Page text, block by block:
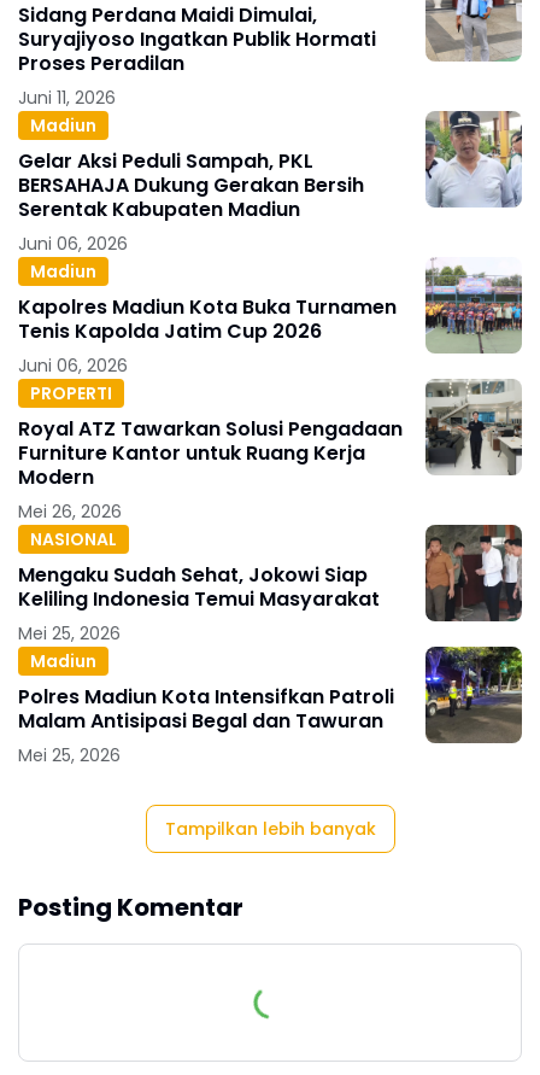
Sidang Perdana Maidi Dimulai,
Suryajiyoso Ingatkan Publik Hormati
Proses Peradilan
Juni 11, 2026
Madiun
Gelar Aksi Peduli Sampah, PKL
BERSAHAJA Dukung Gerakan Bersih
Serentak Kabupaten Madiun
Juni 06, 2026
Madiun
Kapolres Madiun Kota Buka Turnamen
Tenis Kapolda Jatim Cup 2026
Juni 06, 2026
PROPERTI
Royal ATZ Tawarkan Solusi Pengadaan
Furniture Kantor untuk Ruang Kerja
Modern
Mei 26, 2026
NASIONAL
Mengaku Sudah Sehat, Jokowi Siap
Keliling Indonesia Temui Masyarakat
Mei 25, 2026
Madiun
Polres Madiun Kota Intensifkan Patroli
Malam Antisipasi Begal dan Tawuran
Mei 25, 2026
Tampilkan lebih banyak
Posting Komentar